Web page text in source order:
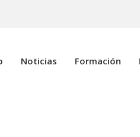
Noticias Formación